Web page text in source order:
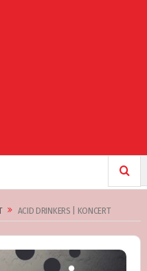
ACID DRINKERS | KONCERT